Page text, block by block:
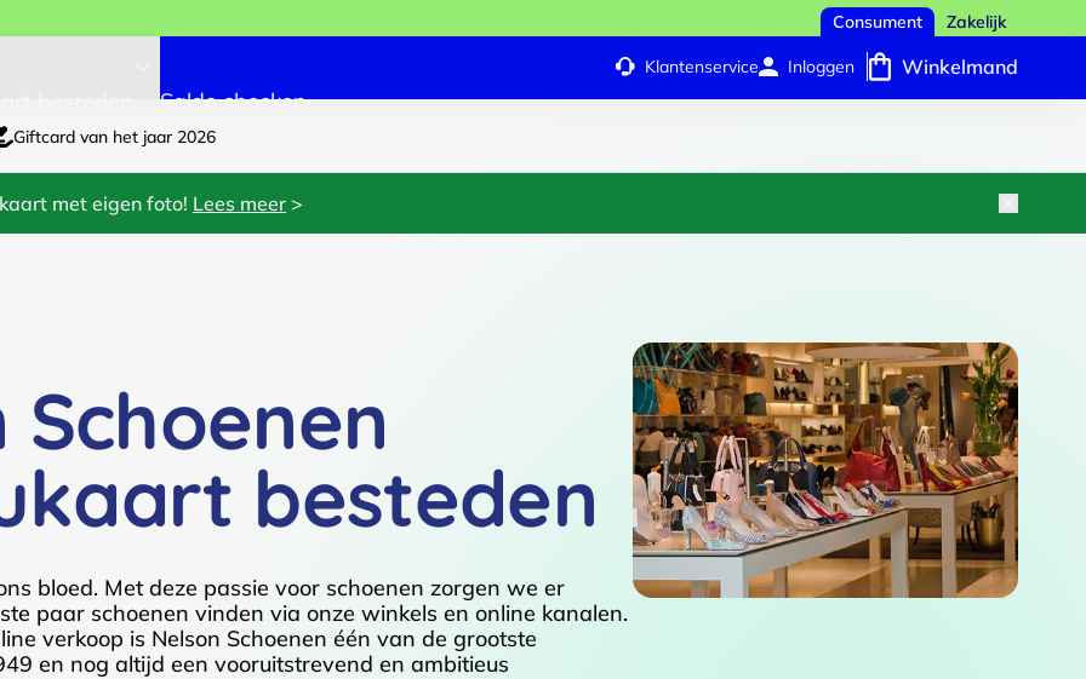
Consument Zakelijk
Saldo checken
Klantenservice Inloggen Winkelmand
Giftcard van het jaar 2026
met eigen foto! Lees meer >
Schoenen
besteden
bloed. Met deze passie voor schoenen zorgen we er
paar schoenen vinden via onze winkels en online kanalen.
verkoop is Nelson Schoenen één van de grootste
en nog altijd een vooruitstrevend en ambitieus